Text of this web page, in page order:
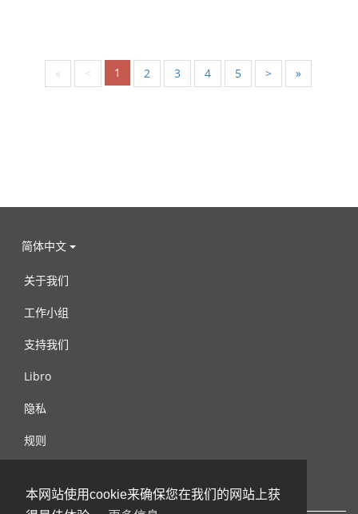
本网站使用cookie来确保您在我们的网站上获
« < 1 2 3 4 5 > »
简体中文
关于我们
工作小组
支持我们
Libro
隐私
规则